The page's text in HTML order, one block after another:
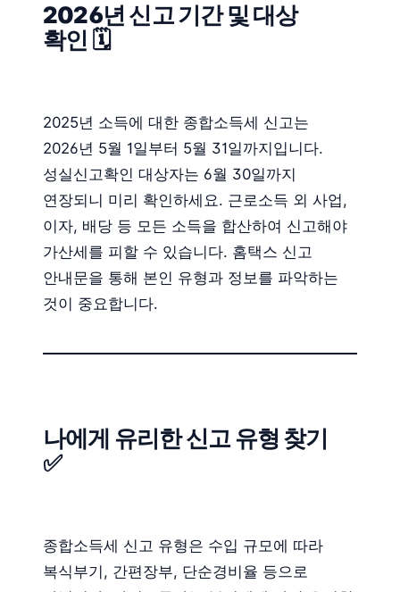
2026년 신고 기간 및 대상
확인 🗓️
2025년 소득에 대한 종합소득세 신고는
2026년 5월 1일부터 5월 31일까지입니다.
성실신고확인 대상자는 6월 30일까지
연장되니 미리 확인하세요. 근로소득 외 사업,
이자, 배당 등 모든 소득을 합산하여 신고해야
가산세를 피할 수 있습니다. 홈택스 신고
안내문을 통해 본인 유형과 정보를 파악하는
것이 중요합니다.
나에게 유리한 신고 유형 찾기
✅
종합소득세 신고 유형은 수입 규모에 따라
복식부기, 간편장부, 단순경비율 등으로